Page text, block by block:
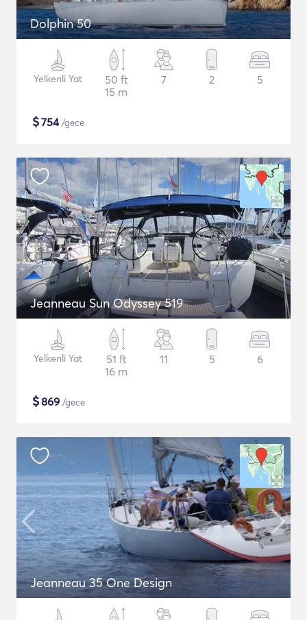
Dolphin 50
Yelkenli Yat
50 ft
15 m
7 2 5
$754/gece
Jeanneau Sun Odyssey 519
Yelkenli Yat
51 ft
16 m
11 5 6
$869 /gece
Jeanneau 35 One Design